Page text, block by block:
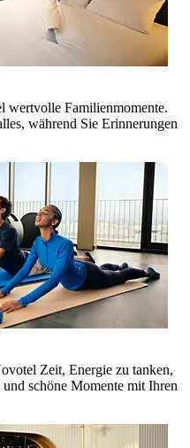
wertvolle Familienmomente.
während Sie Erinnerungen
Zeit, Energie zu tanken,
schöne Momente mit Ihren